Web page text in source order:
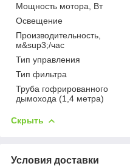
Мощность мотора, Вт
Освещение
Производительность,
м&sup3;/час
Тип управления
Тип фильтра
Труба гофрированного
дымохода (1,4 метра)
Скрыть
Условия доставки